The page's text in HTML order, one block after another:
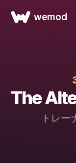
wemod
The
トレー